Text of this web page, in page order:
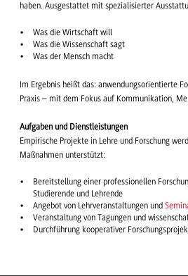
haben. Ausgestattet mit spezialisierter
Was die Wirtschaft will
Was die Wissenschaft sagt
Was der Mensch macht
Im Ergebnis heißt das: anwendungsorientierte
Praxis – mit dem Fokus auf Kommunikation,
Aufgaben und Dienstleistungen
Empirische Projekte in Lehre und Forschung
Maßnahmen unterstützt:
Bereitstellung einer professionellen
Studierende und Lehrende
Angebot von Lehrveranstaltungen und
Veranstaltung von Tagungen und
Durchführung kooperativer